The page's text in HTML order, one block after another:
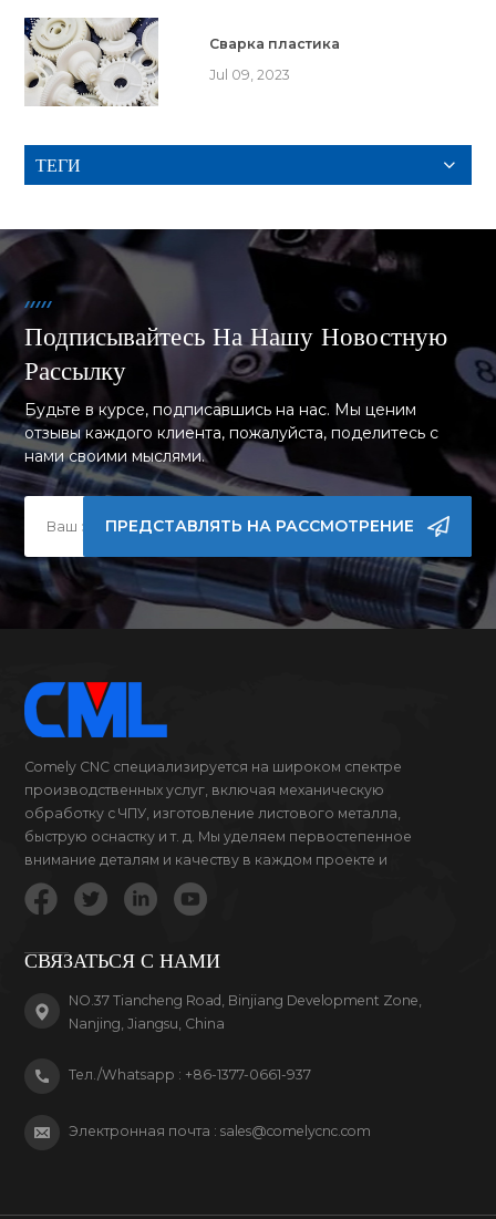
Сварка пластика
Jul 09, 2023
ТЕГИ
Подписывайтесь На Нашу Новостную
Рассылку
Будьте в курсе, подписавшись на нас. Мы ценим
отзывы каждого клиента, пожалуйста, поделитесь с
нами своими мыслями.
ПРЕДСТАВЛЯТЬ НА РАССМОТРЕНИЕ
Comely CNC специализируется на широком спектре
производственных услуг, включая механическую
обработку с ЧПУ, изготовление листового металла,
быструю оснастку и т. д. Мы уделяем первостепенное
внимание деталям и качеству в каждом проекте и
продукте, за который мы беремся.
СВЯЗАТЬСЯ С НАМИ
NO.37 Tiancheng Road, Binjiang Development Zone,
Nanjing, Jiangsu, China
Тел./Whatsapp : +86-1377-0661-937
Электронная почта :sales@comelycnc.com